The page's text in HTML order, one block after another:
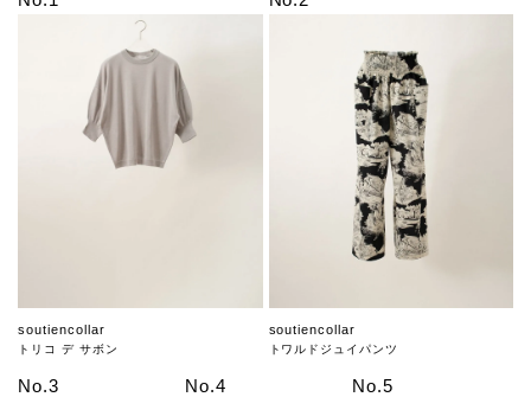
soutiencollar
トリコ デ サボン
soutiencollar
トワルドジュイパンツ
No.3 No.4 No.5